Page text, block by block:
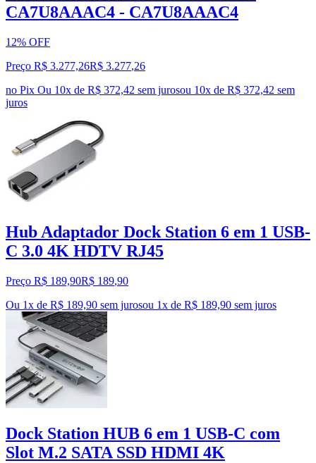
CA7U8AAAC4 - CA7U8AAAC4
12% OFF
Preço R$ 3.277,26R$ 3.277,26
no Pix Ou 10x de R$ 372,42 sem jurosou 10x de R$ 372,42 sem
juros
Hub Adaptador Dock Station 6 em 1 USB-
C 3.0 4K HDTV RJ45
Preço R$ 189,90R$ 189,90
Ou 1x de R$ 189,90 sem jurosou 1x de R$ 189,90 sem juros
Dock Station HUB 6 em 1 USB-C com
Slot M.2 SATA SSD HDMI 4K